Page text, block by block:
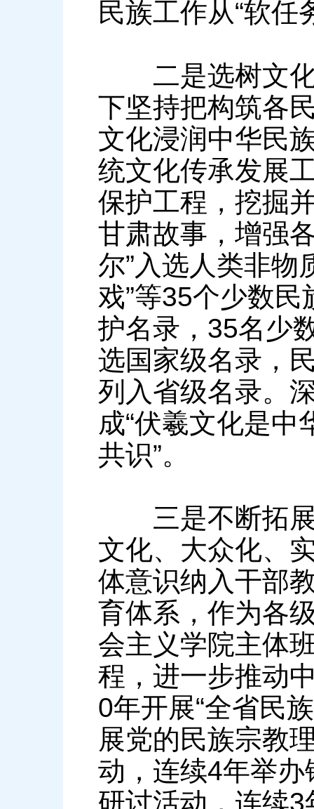
民族工作从“软任
二是选树文化
下坚持把构筑各
文化浸润中华民
统文化传承发展
保护工程，挖掘
甘肃故事，增强
尔”入选人类非物
戏”等35个少数
护名录，35名少
选国家级名录，
列入省级名录。
成“伏羲文化是中
共识”。
三是不断拓展
文化、大众化、
体意识纳入干部
育体系，作为各
会主义学院主体
程，进一步推动
0年开展“全省民
展党的民族宗教
动，连续4年举
研讨活动，连续3